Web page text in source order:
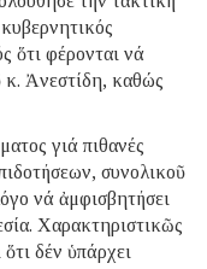
ὅτι φέρονται νά
κ. Ἀνεστίδη, καθώς
γιά πιθανές
συνολικοῦ
νά ἀμφισβητήσει
Χαρακτηριστικῶς
δέν ὑπάρχει